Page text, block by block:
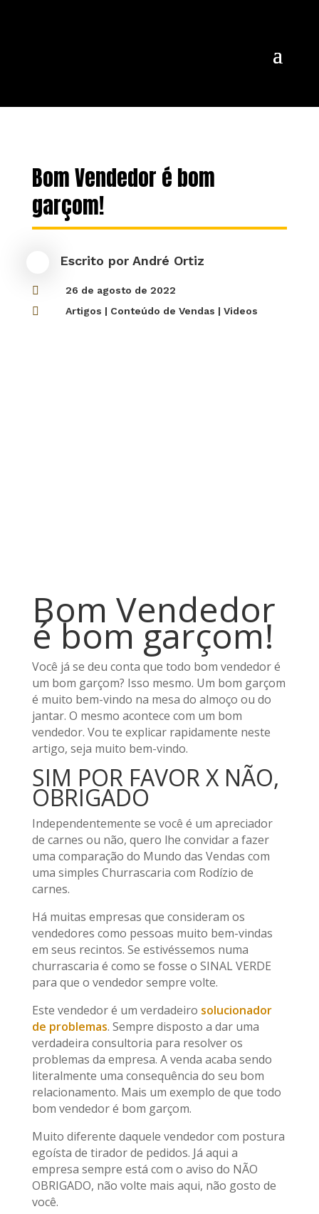
Bom Vendedor é bom
garçom!
Escrito por André Ortiz
 26 de agosto de 2022
 Artigos | Conteúdo de Vendas | Videos
Bom Vendedor
é bom garçom!
Você já se deu conta que todo bom vendedor é
um bom garçom? Isso mesmo. Um bom garçom
é muito bem-vindo na mesa do almoço ou do
jantar. O mesmo acontece com um bom
vendedor. Vou te explicar rapidamente neste
artigo, seja muito bem-vindo.
SIM POR FAVOR X NÃO,
OBRIGADO
Independentemente se você é um apreciador
de carnes ou não, quero lhe convidar a fazer
uma comparação do Mundo das Vendas com
uma simples Churrascaria com Rodízio de
carnes.
Há muitas empresas que consideram os
vendedores como pessoas muito bem-vindas
em seus recintos. Se estivéssemos numa
churrascaria é como se fosse o SINAL VERDE
para que o vendedor sempre volte.
Este vendedor é um verdadeiro solucionador
de problemas. Sempre disposto a dar uma
verdadeira consultoria para resolver os
problemas da empresa. A venda acaba sendo
literalmente uma consequência do seu bom
relacionamento. Mais um exemplo de que todo
bom vendedor é bom garçom.
Muito diferente daquele vendedor com postura
egoísta de tirador de pedidos. Já aqui a
empresa sempre está com o aviso do NÃO
OBRIGADO, não volte mais aqui, não gosto de
você.